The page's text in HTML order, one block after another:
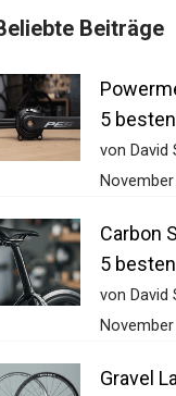
5 besten
von David
Carbon
5 besten
von David